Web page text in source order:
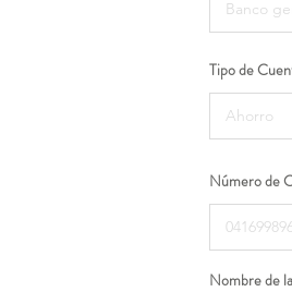
Tipo de
Número de
Nombre de